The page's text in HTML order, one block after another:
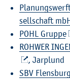
sell­schaft
POHL Grup­pe
ROH­WER
, Jarplund
SBV